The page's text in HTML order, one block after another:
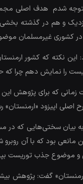
شدم هدف اصلی
و هم در گذشته
کشوری غیرمسلمان
این نکته که کشور
را نمایش دهم چرا که
زمانی که برای پژوهش
اصلی اپیزود
بیان سختی‌هایی که در
مانعی بود که با آن
و موضوع جذب توریست
«ارمنستان» گفت: پژوهش